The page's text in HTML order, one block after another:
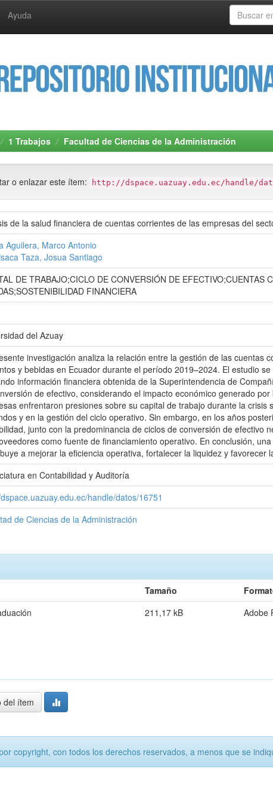
Ayuda
1 Trabajos Facultad de Ciencias de la Administración
o enlazar este ítem: http://dspace.uazuay.edu.ec/handle/
de la salud financiera de cuentas corrientes de las empresas del
Aguilera, Marco Antonio
Taza, Josua Santiago
DE TRABAJO;CICLO DE CONVERSIÓN DE EFECTIVO;CUENTAS
FINANCIERA
del Azuay
investigación analiza la relación entre la gestión de las cuentas
y bebidas en Ecuador durante el período 2019–2024. El estudio
información financiera obtenida de la Superintendencia de
de efectivo, considerando el impacto económico generado
enfrentaron presiones sobre su capital de trabajo durante la
y en la gestión del ciclo operativo. Sin embargo, en los años
junto con la predominancia de ciclos de conversión de efectivo
como fuente de financiamiento operativo. En conclusión,
a mejorar la eficiencia operativa, fortalecer la liquidez y favorecer
en Contabilidad y Auditoría
handle/datos/16751
de Ciencias de la Administración
Tamaño
211,17 kB Adobe
del ítem
copyright, con todos los derechos reservados, a menos que se